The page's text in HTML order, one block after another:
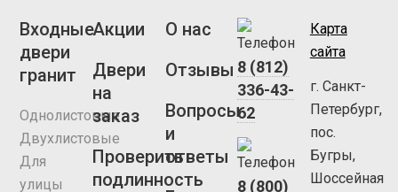
Входные
двери
гранит
Однолистовые
Двухлистовые
Для
улицы
Акции
Двери
на
заказ
Проверить
подлинность
О нас
Отзывы
Вопросы
и
ответы
8 (812)
336-43-
62
8 (800)
Карта
сайта
г. Санкт-
Петербург,
пос.
Бугры,
Шоссейная